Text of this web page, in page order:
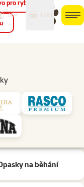
můj
účet
pro ryby
psí známky a
na běhání